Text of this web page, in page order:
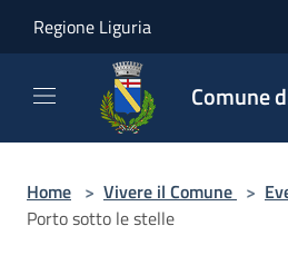
Regione Liguria
Comune
Home > Vivere il Comune >
Porto sotto le stelle